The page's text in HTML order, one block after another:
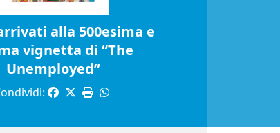
alla 500esima e
vignetta di “The
Unemployed”